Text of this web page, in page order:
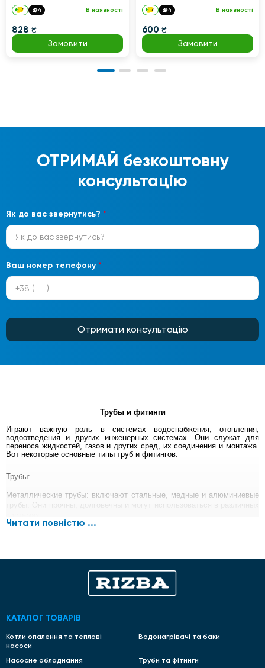
4 4 В наявності
828 ₴
Замовити
4 4 В наявності
600 ₴
Замовити
ОТРИМАЙ безкоштовну
консультацію
Як до вас звернутись? *
Ваш номер телефону *
Отримати консультацію
Трубы и фитинги
Играют важную роль в системах водоснабжения, отопления,
водоотведения и других инженерных системах. Они служат для
переноса жидкостей, газов и других сред, их соединения и монтажа.
Вот некоторые основные типы труб и фитингов:
Трубы:
Металлические трубы: включают стальные, медные и алюминиевые
трубы. Они прочны, долговечны и могут использоваться в различных
они сочетают в себе различные материалы, такие как
стекловолокно и пластик. Композитные трубы обладают прочностью
металлических труб и коррозионной стойкостью пластиковых.
канализации. Они устойчивы к химическому воздействию и
Читати повністю ...
КАТАЛОГ ТОВАРІВ
Котли опалення та теплові
насоси
Водонагрівачі та баки
Насосне обладнання
Труби та фітинги